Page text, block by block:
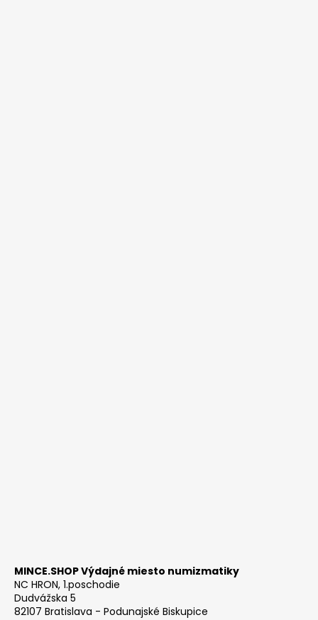
MINCE.SHOP Výdajné miesto numizmatiky
NC HRON, 1.poschodie
Dudvážska 5
82107 Bratislava - Podunajské Biskupice